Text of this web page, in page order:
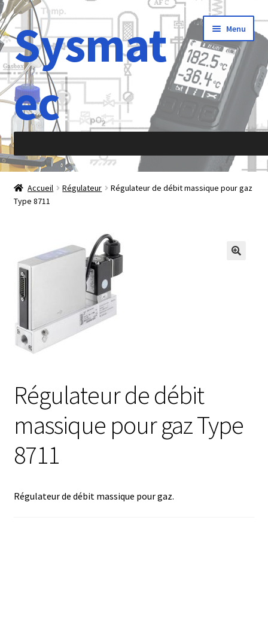
Aller
à
la
navigation
Aller
au
contenu
Sysmat
ec
Menu
Accueil
À propos de
Accélération
Afficheur
Agitateurs magnétiques
Agitation – Moteur
Agitation-Accessoires
Analyse de composés chimiques
Accueil Régulateur
Régulateur de débit massique pour gaz
Type 8711
Régulateur de débit
massique pour gaz Type
8711
Régulateur de débit massique pour gaz.